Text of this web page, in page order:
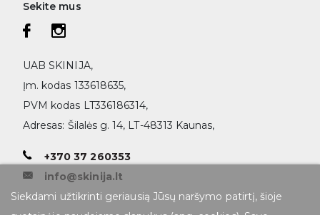
Siekdami užtikrinti geriausią Jūsų naršymo patirtį, šioje
Sekite mus
UAB SKINIJA,
Įm. kodas 133618635,
PVM kodas LT336186314,
Adresas: Šilalės g. 14, LT-48313 Kaunas,
+370 37 260353
info@skinija.lt